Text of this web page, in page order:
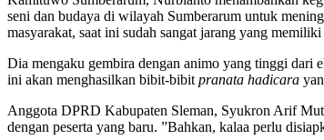
seni dan budaya di wilayah Sumberarum untuk
masyarakat, saat ini sudah sangat jarang yang
Dia mengaku gembira dengan animo yang tinggi dari
ini akan menghasilkan bibit-bibit pranata hadicara
Anggota DPRD Kabupaten Sleman, Syukron Arif
dengan peserta yang baru. ”Bahkan, kalaa perlu